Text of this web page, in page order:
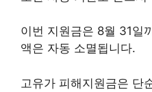
이번 지원금은 8월 31일
액은 자동 소멸됩니다.
고유가 피해지원금은 단